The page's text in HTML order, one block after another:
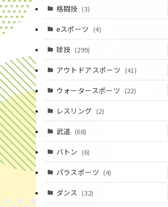
(16)
(37)
(18)
(43)
(52)
格闘技 (3)
(3)
eスポーツ (4)
球技 (299)
(20)
(14)
(10)
(16)
(12)
(19)
(11)
アウトドアスポーツ (41)
(4)
(8)
ウォータースポーツ (22)
(7)
(15)
(1)
レスリング (2)
武道 (68)
(23)
(10)
バトン (6)
パラスポーツ (4)
ダンス (32)